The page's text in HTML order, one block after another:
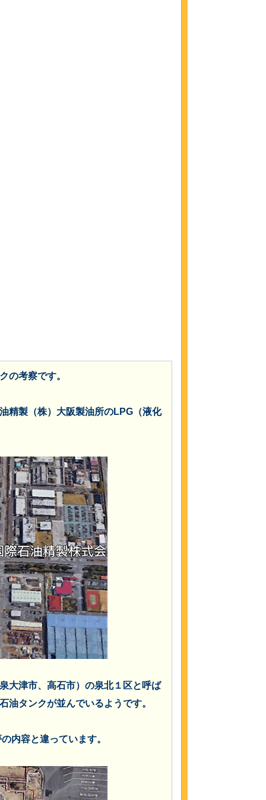
の考察です。
精製（株）大阪製油所のLPG（液化
大津市、高石市）の泉北１区と呼ば
油タンクが並んでいるようです。
内容と違っています。